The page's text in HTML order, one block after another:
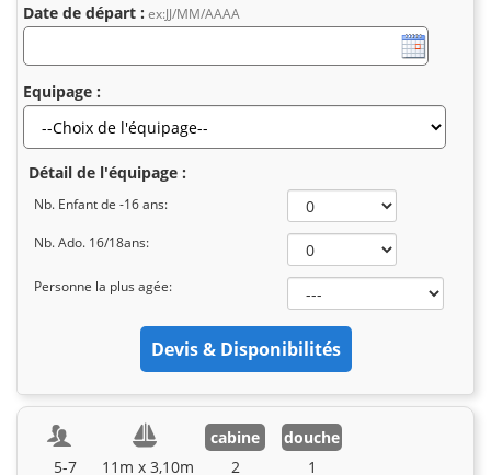
Date de départ : ex:JJ/MM/AAAA
Equipage :
Détail de l'équipage :
Nb. Enfant de -16 ans:
Nb. Ado. 16/18ans:
Personne la plus agée:
5-7 11m x 3,10m
cabine
2
douche
1